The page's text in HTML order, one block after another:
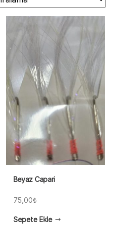
Beyaz Capari
75,00₺
Sepete Ekle